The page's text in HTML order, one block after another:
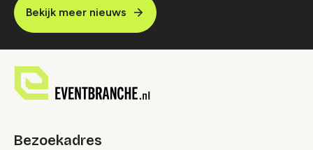
Bekijk meer nieuws
Bezoekadres